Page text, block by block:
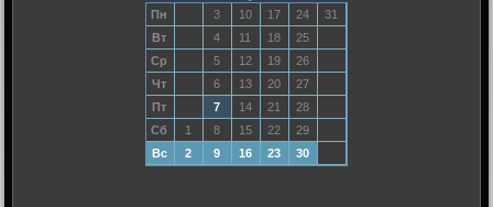
Пн 3 10 17 24
31
Вт
4 11 18
25
Ср
5 12 19
26
Чт
6 13 20
27
Пт
7 14 21
28
Сб
1 8 15 22
29
Вс
2 9 16 23 30